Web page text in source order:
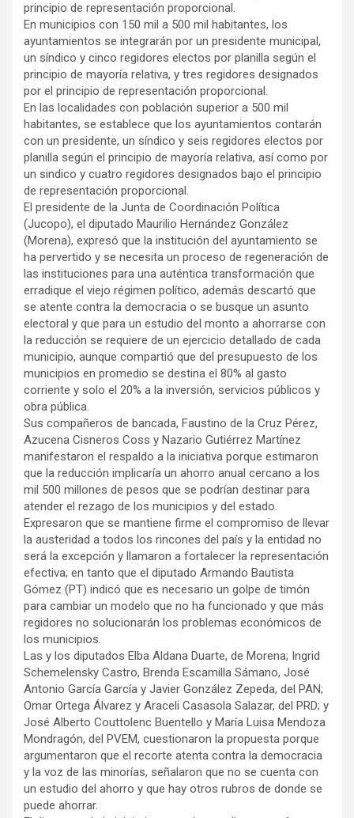
principio de representación proporcional.
En municipios con 150 mil a 500 mil habitantes, los
ayuntamientos se integrarán por un presidente municipal,
un síndico y cinco regidores electos por planilla según el
principio de mayoría relativa, y tres regidores designados
por el principio de representación proporcional.
En las localidades con población superior a 500 mil
habitantes, se establece que los ayuntamientos contarán
con un presidente, un síndico y seis regidores electos por
planilla según el principio de mayoría relativa, así como por
un sindico y cuatro regidores designados bajo el principio
de representación proporcional.
El presidente de la Junta de Coordinación Política
(Jucopo), el diputado Maurilio Hernández González
(Morena), expresó que la institución del ayuntamiento se
ha pervertido y se necesita un proceso de regeneración de
las instituciones para una auténtica transformación que
erradique el viejo régimen político, además descartó que
se atente contra la democracia o se busque un asunto
electoral y que para un estudio del monto a ahorrarse con
la reducción se requiere de un ejercicio detallado de cada
municipio, aunque compartió que del presupuesto de los
municipios en promedio se destina el 80% al gasto
corriente y solo el 20% a la inversión, servicios públicos y
obra pública.
Sus compañeros de bancada, Faustino de la Cruz Pérez,
Azucena Cisneros Coss y Nazario Gutiérrez Martínez
manifestaron el respaldo a la iniciativa porque estimaron
que la reducción implicaría un ahorro anual cercano a los
mil 500 millones de pesos que se podrían destinar para
atender el rezago de los municipios y del estado.
Expresaron que se mantiene firme el compromiso de llevar
la austeridad a todos los rincones del país y la entidad no
será la excepción y llamaron a fortalecer la representación
efectiva; en tanto que el diputado Armando Bautista
Gómez (PT) indicó que es necesario un golpe de timón
para cambiar un modelo que no ha funcionado y que más
regidores no solucionarán los problemas económicos de
los municipios.
Las y los diputados Elba Aldana Duarte, de Morena; Ingrid
Schemelensky Castro, Brenda Escamilla Sámano, José
Antonio García García y Javier González Zepeda, del PAN;
Omar Ortega Álvarez y Araceli Casasola Salazar, del PRD; y
José Alberto Couttolenc Buentello y María Luisa Mendoza
Mondragón, del PVEM, cuestionaron la propuesta porque
argumentaron que el recorte atenta contra la democracia
y la voz de las minorías, señalaron que no se cuenta con
un estudio del ahorro y que hay otros rubros de donde se
puede ahorrar.